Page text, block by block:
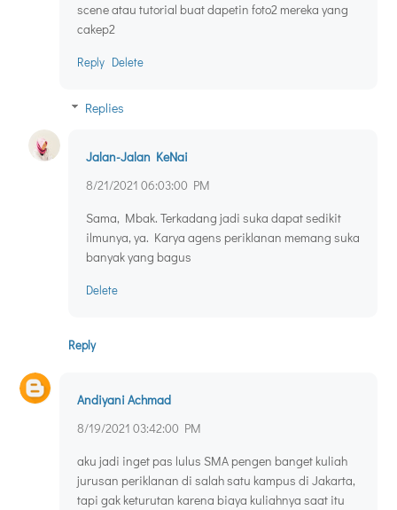
scene atau tutorial buat dapetin foto2 mereka yang
cakep2
Reply Delete
Replies
Jalan-Jalan KeNai
8/21/2021 06:03:00 PM
Sama, Mbak. Terkadang jadi suka dapat sedikit
ilmunya, ya. Karya agens periklanan memang suka
banyak yang bagus
Delete
Reply
Andiyani Achmad
8/19/2021 03:42:00 PM
aku jadi inget pas lulus SMA pengen banget kuliah
jurusan periklanan di salah satu kampus di Jakarta,
tapi gak keturutan karena biaya kuliahnya saat itu